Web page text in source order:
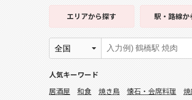
エリアから探す 駅・路線か
人気キーワード
居酒屋
和食 焼き鳥 懐石・会席料理 焼